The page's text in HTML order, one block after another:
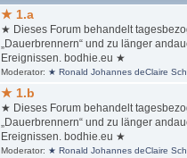
★ 1.a
★ Dieses Forum behandelt
„Dauerbrennern“ und zu länger
Ereignissen. bodhie.eu ★
Moderator: ★ Ronald Johannes deClaire
★ 1.b
★ Dieses Forum behandelt
„Dauerbrennern“ und zu länger
Ereignissen. bodhie.eu ★
Moderator: ★ Ronald Johannes deClaire